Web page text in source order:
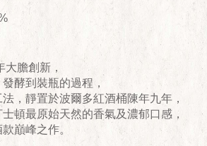
膽創新，
酵到裝瓶的過程，
，靜置於波爾多紅酒桶陳年九年，
頓最原始天然的香氣及濃郁口感，
巔峰之作。